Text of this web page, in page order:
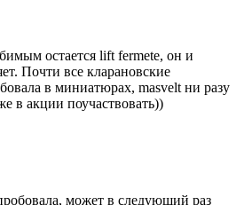
остается lift fermete, он и
Почти все кларановские
в миниатюрах, masvelt ни разу
в акции поучаствовать))
может в следующий раз